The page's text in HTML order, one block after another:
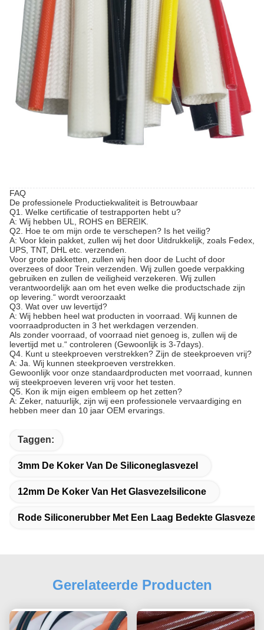
FAQ
De professionele Productiekwaliteit is Betrouwbaar
Q1. Welke certificatie of testrapporten hebt u?
A: Wij hebben UL, ROHS en BEREIK.
Q2. Hoe te om mijn orde te verschepen? Is het veilig?
A: Voor klein pakket, zullen wij het door Uitdrukkelijk, zoals Fedex,
UPS, TNT, DHL etc. verzenden.
Voor grote pakketten, zullen wij hen door de Lucht of door
overzees of door Trein verzenden. Wij zullen goede verpakking
gebruiken en zullen de veiligheid verzekeren. Wij zullen
verantwoordelijk aan om het even welke die productschade zijn
op levering.“ wordt veroorzaakt
Q3. Wat over uw levertijd?
A: Wij hebben heel wat producten in voorraad. Wij kunnen de
voorraadproducten in 3 het werkdagen verzenden.
Als zonder voorraad, of voorraad niet genoeg is, zullen wij de
levertijd met u.“ controleren (Gewoonlijk is 3-7days).
Q4. Kunt u steekproeven verstrekken? Zijn de steekproeven vrij?
A: Ja. Wij kunnen steekproeven verstrekken.
Gewoonlijk voor onze standaardproducten met voorraad, kunnen
wij steekproeven leveren vrij voor het testen.
Q5. Kon ik mijn eigen embleem op het zetten?
A: Zeker, natuurlijk, zijn wij een professionele vervaardiging en
hebben meer dan 10 jaar OEM ervarings.
Taggen:
3mm De Koker Van De Siliconeglasvezel
12mm De Koker Van Het Glasvezelsilicone
Rode Siliconerubber Met Een Laag Bedekte Glasvezel
Gerelateerde Producten